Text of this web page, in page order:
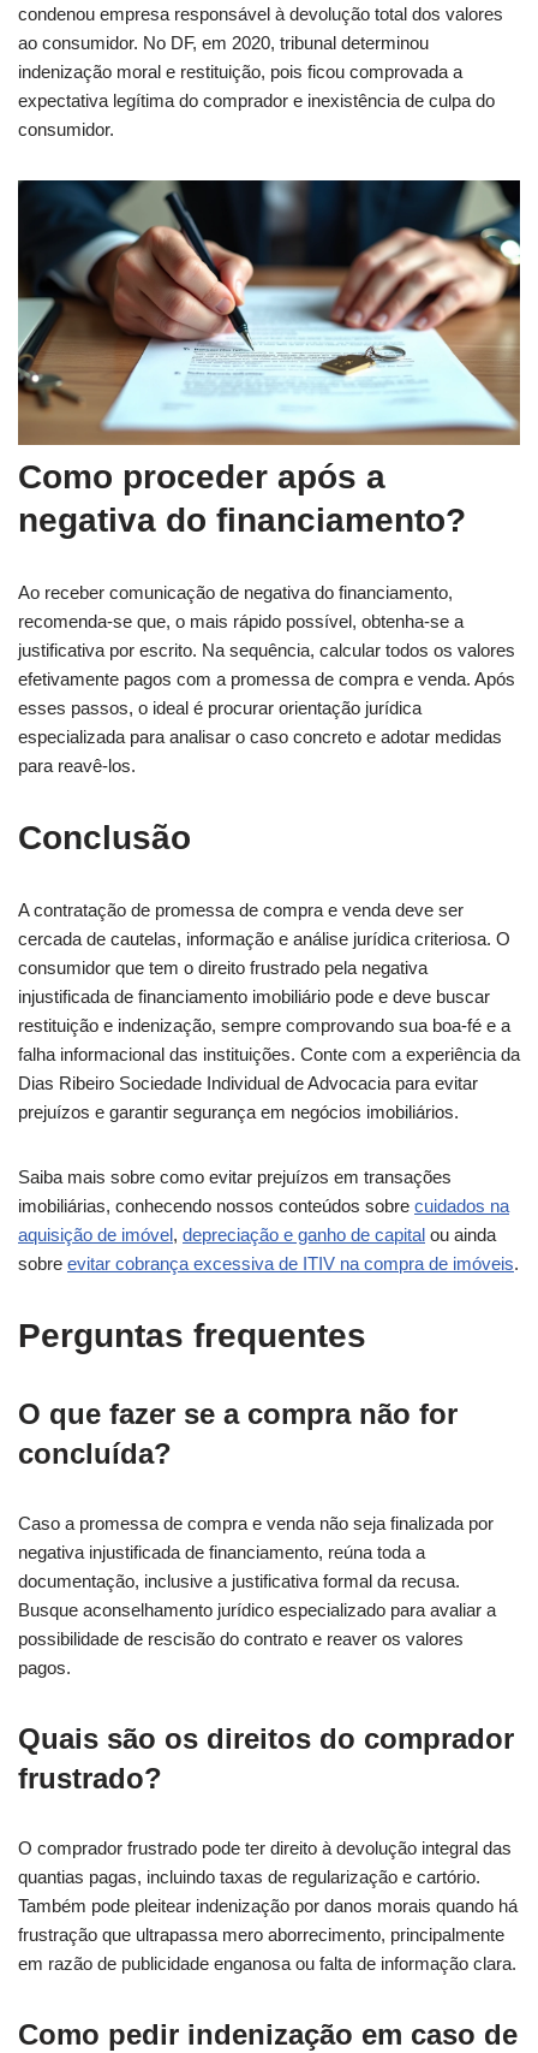
condenou empresa responsável à devolução total dos valores
ao consumidor. No DF, em 2020, tribunal determinou
indenização moral e restituição, pois ficou comprovada a
expectativa legítima do comprador e inexistência de culpa do
consumidor.
Como proceder após a
negativa do financiamento?
Ao receber comunicação de negativa do financiamento,
recomenda-se que, o mais rápido possível, obtenha-se a
justificativa por escrito. Na sequência, calcular todos os valores
efetivamente pagos com a promessa de compra e venda. Após
esses passos, o ideal é procurar orientação jurídica
especializada para analisar o caso concreto e adotar medidas
para reavê-los.
Conclusão
A contratação de promessa de compra e venda deve ser
cercada de cautelas, informação e análise jurídica criteriosa. O
consumidor que tem o direito frustrado pela negativa
injustificada de financiamento imobiliário pode e deve buscar
restituição e indenização, sempre comprovando sua boa-fé e a
falha informacional das instituições. Conte com a experiência da
Dias Ribeiro Sociedade Individual de Advocacia para evitar
prejuízos e garantir segurança em negócios imobiliários.
Saiba mais sobre como evitar prejuízos em transações
imobiliárias, conhecendo nossos conteúdos sobre cuidados na
aquisição de imóvel, depreciação e ganho de capital ou ainda
sobre evitar cobrança excessiva de ITIV na compra de imóveis.
Perguntas frequentes
O que fazer se a compra não for
concluída?
Caso a promessa de compra e venda não seja finalizada por
negativa injustificada de financiamento, reúna toda a
documentação, inclusive a justificativa formal da recusa.
Busque aconselhamento jurídico especializado para avaliar a
possibilidade de rescisão do contrato e reaver os valores
pagos.
Quais são os direitos do comprador
frustrado?
O comprador frustrado pode ter direito à devolução integral das
quantias pagas, incluindo taxas de regularização e cartório.
Também pode pleitear indenização por danos morais quando há
frustração que ultrapassa mero aborrecimento, principalmente
em razão de publicidade enganosa ou falta de informação clara.
Como pedir indenização em caso de